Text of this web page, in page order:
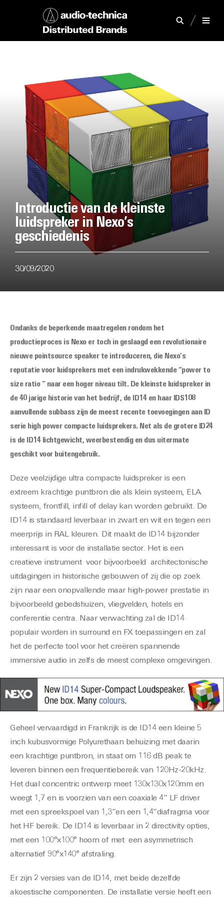
Introductie van de kleinste
luidspreker in Nexo’s
geschiedenis
30/09/2020
Ondanks de beperkende maatregelen rondom het
productieproces is Nexo er toch in geslaagd een revolutionaire
nieuwe pointsource speaker te introduceren, die Nexo’s
reputatie voor luidsprekers met een indrukwekkende “power to
size ratio “ naar een hoger niveau tilt. De kleinste luidspreker in
de 40 jarige historie van het bedrijf, de ID14 en haar IDS108
aanvullende subbass zijn de meest recente toevoegingen aan ID
serie high power compacte luidsprekers. Net als de grotere ID24
is de ID14 lichtgewicht, weerbestendig en dus uitermate
geschikt voor buitengebruik.
Deze veelzijdige ultra compacte luidspreker is een
extreem krachtige puntbron die als klein systeem, ELA
systeem, frontfill, infill of delay kan worden gebruikt. De
ID14 is standaard leverbaar in zwart en wit en tegen een
meerprijs in RAL kleuren. Dit maakt de ID14 bijzonder
interessant is voor de installatie sector. Het is een
creatieve instrument voor bijvoorbeeld architectonische
uitdagingen in historische gebouwen of zij die op zoek
zijn naar een onopvallende maar high-power prestatie in
bijvoorbeeld gebedshuizen, vliegvelden, hotels en
conferentie centra. Naar verwachting zal de ID14
populair worden in surround en FX toepassingen en zal
het de perfecte tool voor het creëren spannende
immersive audio in zelfs de meest complexe omgevingen.
Geheel vervaardigd in Frankrijk is de ID14 een kleine 5
inch kubusvormige Polyurethaan behuizing met daarin
een krachtige puntbron, in staat om 116 dB peak te
leveren binnen een frequentiebereik van 120Hz-20kHz.
Het dual concentric ontwerp meet 130x130x120mm en
weegt 1,7 en is voorzien van een coaxiale 4” LF driver
met een spreekspoel van 1,3”en een 1,4”diafragma voor
het HF bereik. De ID14 is leverbaar in 2 directivity opties,
met een 100°x100° hoorn of met een asymmetrisch
alternatief 90°x140° afstraling.
Er zijn 2 versies van de ID14, met beide dezelfde
akoestische componenten. De installatie versie heeft een